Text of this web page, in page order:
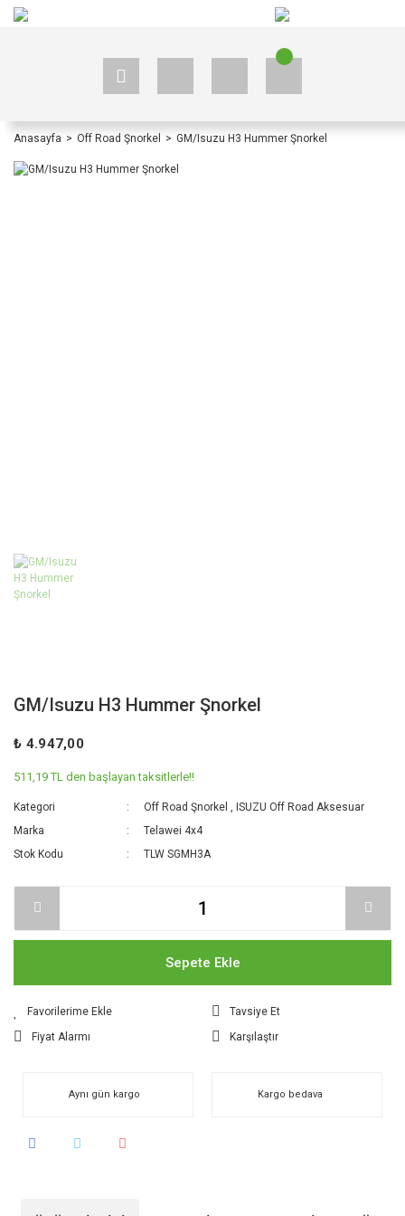
Anasayfa Off Road Şnorkel GM/Isuzu H3 Hummer Şnorkel
GM/Isuzu H3 Hummer Şnorkel
₺ 4.947,00
511,19 TL den başlayan taksitlerle!!
Kategori Off Road Şnorkel ,ISUZU Off Road Aksesuar
Marka
Telawei 4x4
Stok Kodu
TLW SGMH3A
Sepete Ekle
Tavsiye Et
Fiyat Alarmı
Karşılaştır
Aynı gün kargo Kargo bedava